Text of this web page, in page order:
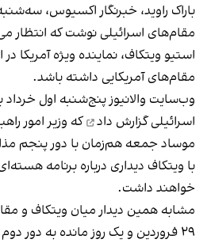
باراک‌ راوید، خبرنگار اکسیوس،
مقام‌های اسرائیلی نوشت که انتظار
استیو ویتکاف، نماینده ویژه آمریکا در
مقام‌های آمریکایی داشته باشد.
وب‌سایت والانیوز پنج‌شنبه اول خرداد
اسرائیلیگزارش داد
که وزیر امور
موساد جمعه هم‌زمان با دور پنجم
با ویتکاف دیداری درباره برنامه
خواهند داشت.
مشابه همین دیدار میان ویتکاف و
۲۹ فروردین و یک روز مانده به دور